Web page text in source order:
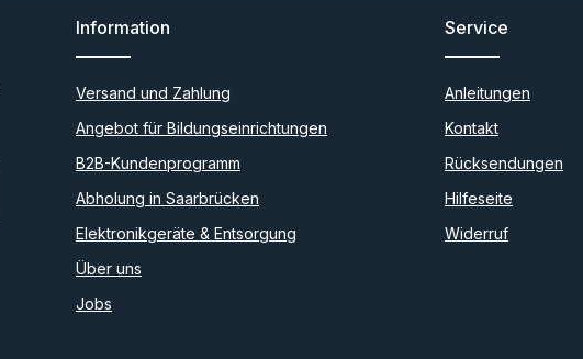
Information
Versand und Zahlung
Angebot für Bildungseinrichtungen
B2B-Kundenprogramm
Abholung in Saarbrücken
Elektronikgeräte & Entsorgung
Über uns
Jobs
Service
Anleitungen
Kontakt
Rücksendungen
Hilfeseite
Widerruf